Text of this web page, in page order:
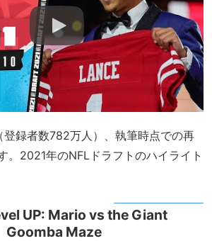
登録者数782万人）、執筆時点での再
。2021年のNFLドラフトのハイライト
UP: Mario vs the Giant
Goomba Maze